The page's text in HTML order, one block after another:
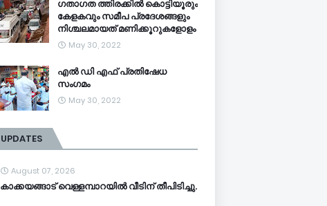
ഗതാഗത ത്തിരക്കിൽ കൊട്ടിയൂരും
കേളകവും സമീപ പ്രദേശങ്ങളും
നിശ്ചലമായത് മണിക്കൂറുകളോളം
May 30, 2022
എൽ ഡി എഫ് പ്രതിഷേധ
സംഗമം
May 30, 2022
UPDATES
August 07, 2026
കാക്കയങ്ങാട് വെള്ളമ്പാറയിൽ വീടിന് തീപിടിച്ചു.